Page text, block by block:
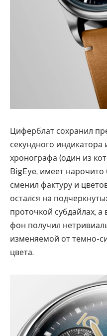
Циферблат сохранил
секундного индикатора
хронографа (один из
BigEye, имеет
сменил фактуру и
остался на
проточкой субдайлах,
фон получил
изменяемой от темно-
цвета.